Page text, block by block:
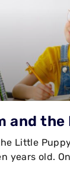
and
Little
years old.